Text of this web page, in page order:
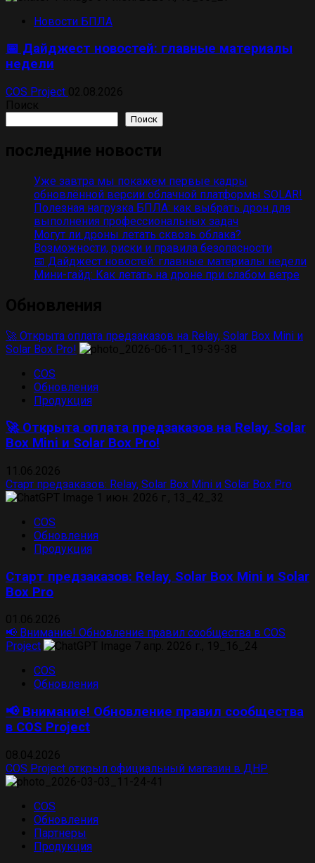
Новости БПЛА
📅 Дайджест новостей: главные материалы
недели
COS Project
Поиск
Уже завтра мы покажем первые кадры
обновлённой версии облачной платформы SOLAR!
Полезная нагрузка БПЛА: как выбрать дрон для
выполнения профессиональных задач
Могут ли дроны летать сквозь облака?
Возможности, риски и правила безопасности
📅 Дайджест новостей: главные материалы недели
Мини-гайд: Как летать на дроне при слабом ветре
🚀 Открыта оплата предзаказов на Relay, Solar Box Mini и
Solar Box Pro!
COS
Обновления
Продукция
🚀 Открыта оплата предзаказов на Relay, Solar
Box Mini и Solar Box Pro!
Старт предзаказов: Relay, Solar Box Mini и Solar Box Pro
COS
Обновления
Продукция
Старт предзаказов: Relay, Solar Box Mini и Solar
Box Pro
📢 Внимание! Обновление правил сообщества в COS
Project
COS
Обновления
📢 Внимание! Обновление правил сообщества
в COS Project
COS Project открыл официальный магазин в ДНР
COS
Обновления
Партнеры
Продукция